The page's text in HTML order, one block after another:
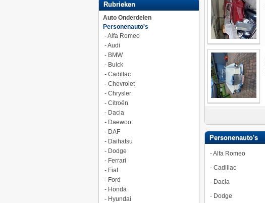
Rubrieken
Auto Onderdelen
Personenauto's
-Alfa Romeo
-Audi
- BMW
- Buick
- Cadillac
- Chevrolet
- Chrysler
- Citroën
- Dacia
- Daewoo
- DAF
- Daihatsu
- Dodge
- Ferrari
- Fiat
- Ford
- Honda
- Hyundai
Personenauto's
-Alfa Romeo
- Cadillac
- Dacia
- Dodge